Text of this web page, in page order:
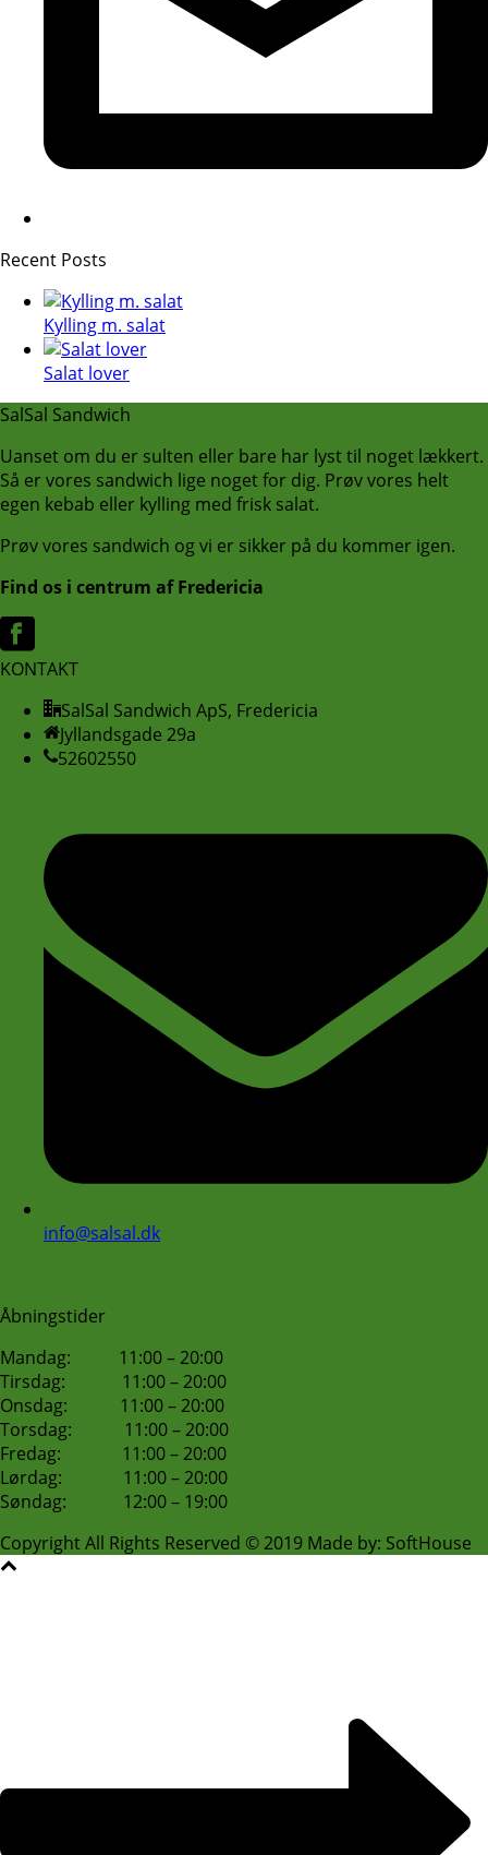
Recent Posts
Kylling m. salat
Salat lover
SalSal Sandwich
Uanset om du er sulten eller bare har lyst til noget lækkert.
Så er vores sandwich lige noget for dig. Prøv vores helt
egen kebab eller kylling med frisk salat.
Prøv vores sandwich og vi er sikker på du kommer igen.
Find os i centrum af Fredericia
KONTAKT
SalSal Sandwich ApS, Fredericia
Jyllandsgade 29a
52602550
info@salsal.dk
Åbningstider
Mandag: 11:00 – 20:00
Tirsdag: 11:00 – 20:00
Onsdag: 11:00 – 20:00
Torsdag: 11:00 – 20:00
Fredag: 11:00 – 20:00
Lørdag: 11:00 – 20:00
Søndag: 12:00 – 19:00
Copyright All Rights Reserved © 2019 Made by: SoftHouse